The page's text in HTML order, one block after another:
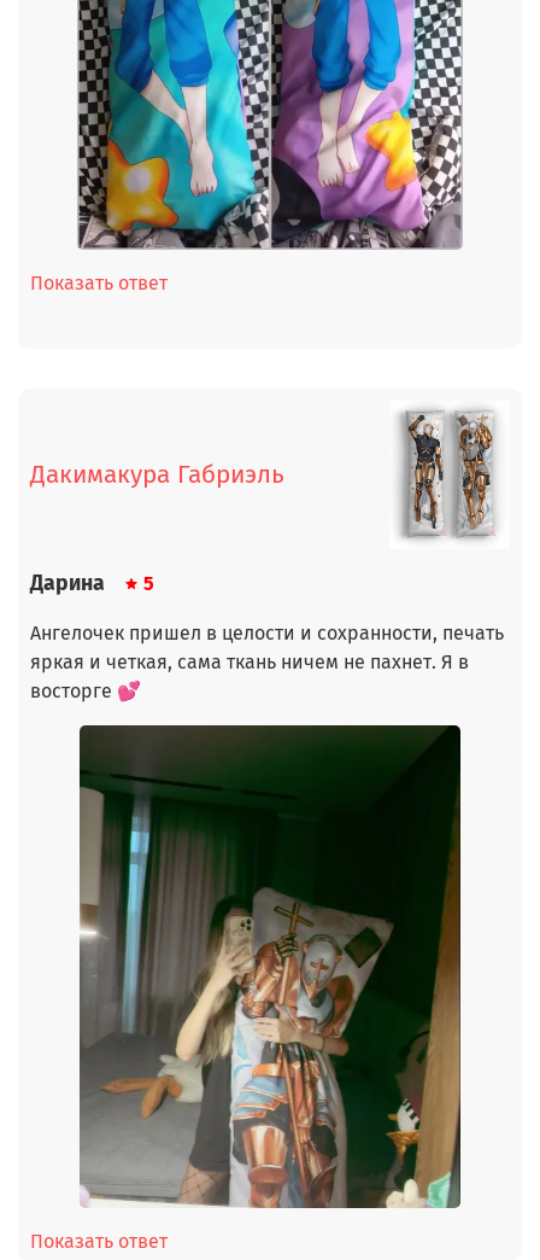
Показать ответ
Дакимакура Габриэль
Дарина 5
Ангелочек пришел в целости и сохранности, печать
яркая и четкая, сама ткань ничем не пахнет. Я в
восторге 💕
Показать ответ